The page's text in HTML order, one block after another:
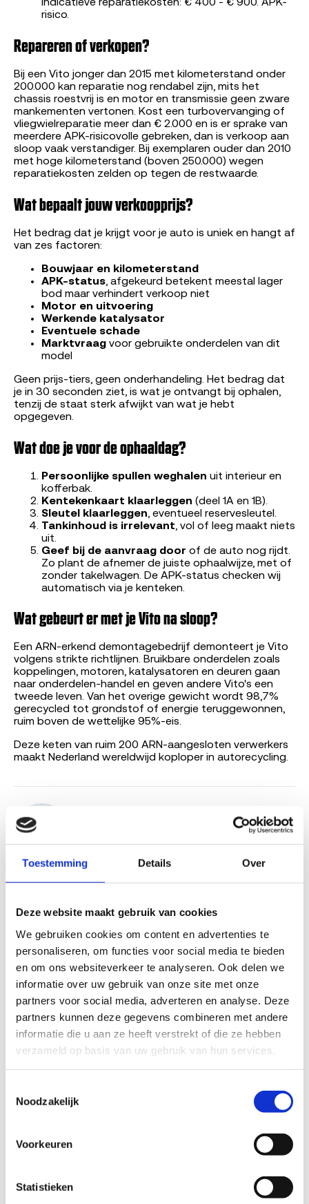
Toestemming Details Over
Deze website maakt gebruik van cookies
We gebruiken cookies om content en advertenties te
personaliseren, om functies voor social media te bieden
en om ons websiteverkeer te analyseren. Ook delen we
informatie over uw gebruik van onze site met onze
partners voor social media, adverteren en analyse. Deze
partners kunnen deze gegevens combineren met andere
informatie die u aan ze heeft verstrekt of die ze hebben
verzameld op basis van uw gebruik van hun services.
Noodzakelijk
Voorkeuren
Statistieken
Indicatieve reparatiekosten: € 400 - € 900. APK-
risico.
Repareren of verkopen?
Bij een Vito jonger dan 2015 met kilometerstand onder
200.000 kan reparatie nog rendabel zijn, mits het
chassis roestvrij is en motor en transmissie geen zware
mankementen vertonen. Kost een turbovervanging of
vliegwielreparatie meer dan € 2.000 en is er sprake van
meerdere APK-risicovolle gebreken, dan is verkoop aan
sloop vaak verstandiger. Bij exemplaren ouder dan 2010
met hoge kilometerstand (boven 250.000) wegen
reparatiekosten zelden op tegen de restwaarde.
Wat bepaalt jouw verkoopprijs?
Het bedrag dat je krijgt voor je auto is uniek en hangt af
van zes factoren:
Bouwjaar en kilometerstand
APK-status, afgekeurd betekent meestal lager
bod maar verhindert verkoop niet
Motor en uitvoering
Werkende katalysator
Eventuele schade
Marktvraag voor gebruikte onderdelen van dit
model
Geen prijs-tiers, geen onderhandeling. Het bedrag dat
je in 30 seconden ziet, is wat je ontvangt bij ophalen,
tenzij de staat sterk afwijkt van wat je hebt
opgegeven.
Wat doe je voor de ophaaldag?
Persoonlijke spullen weghalen uit interieur en
kofferbak.
Kentekenkaart klaarleggen (deel 1A en 1B).
Sleutel klaarleggen, eventueel reservesleutel.
Tankinhoud is irrelevant, vol of leeg maakt niets
uit.
Geef bij de aanvraag door of de auto nog rijdt.
Zo plant de afnemer de juiste ophaalwijze, met of
zonder takelwagen. De APK-status checken wij
automatisch via je kenteken.
Wat gebeurt er met je Vito na sloop?
Een ARN-erkend demontagebedrijf demonteert je Vito
volgens strikte richtlijnen. Bruikbare onderdelen zoals
koppelingen, motoren, katalysatoren en deuren gaan
naar onderdelen-handel en geven andere Vito's een
tweede leven. Van het overige gewicht wordt 98,7%
gerecycled tot grondstof of energie teruggewonnen,
ruim boven de wettelijke 95%-eis.
Deze keten van ruim 200 ARN-aangesloten verwerkers
maakt Nederland wereldwijd koploper in autorecycling.
, marktexpert
sloopvoertuigen, Sloopauto.com
Lees verder
Hoe werkt auto laten slopen?
Sloopauto verkopen in Amsterdam
Sloopauto verkopen in Rotterdam
Bereken de verkoopprijs van je Mercedes-Benz Vito via
je kenteken →
Benieuwd wat je Mercedes-Benz Vito waard is
? Of
bekijkalle Mercedes-Benz sloopauto'sdie we inkopen.
Gerelateerde Mercedes-Benz-modellen
Mercedes-Benz B-klasse
Mercedes-Benz ML
Bekende mankementen bij de Mercedes-Benz Vito
volgens RDW-terugroepacties